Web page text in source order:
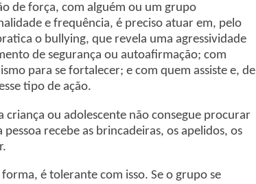
de força, com alguém ou um grupo
e frequência, é preciso atuar em, pelo
o bullying, que revela uma agressividade
de segurança ou autoafirmação; com
para se fortalecer; e com quem assiste e, de
tipo de ação.
criança ou adolescente não consegue procurar
recebe as brincadeiras, os apelidos, os
é tolerante com isso. Se o grupo se